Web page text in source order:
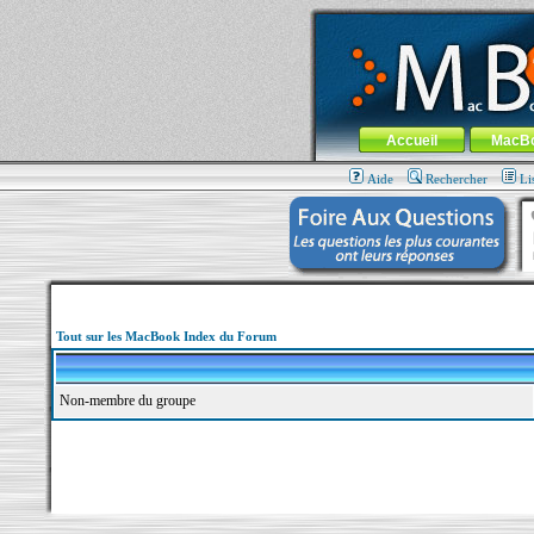
MacBook-fr.com : 100% Apple... 100%
Aller au contenu-Aller au menu
Menu général
Accueil
Aide Rechercher
Tout sur les MacBook Index du Forum
Non-membre du groupe